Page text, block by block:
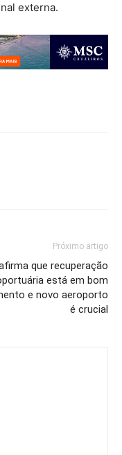
externa.
Próximo artigo
que recuperação
está em bom
e novo aeroporto
é crucial